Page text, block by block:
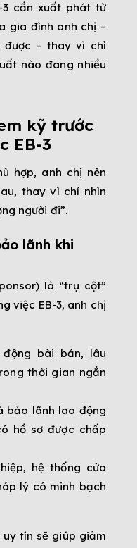
3 cần xuất phát từ
gia đình anh chị –
được – thay vì chỉ
nào đang nhiều
kỹ trước
EB-3
hợp, anh chị nên
thay vì chỉ nhìn
người đi”.
lãnh khi
là “trụ cột”
việc EB-3, anh chị
bài bản, lâu
thời gian ngắn
bảo lãnh lao động
hồ sơ được chấp
hệ thống cửa
lý có minh bạch
tín sẽ giúp giảm